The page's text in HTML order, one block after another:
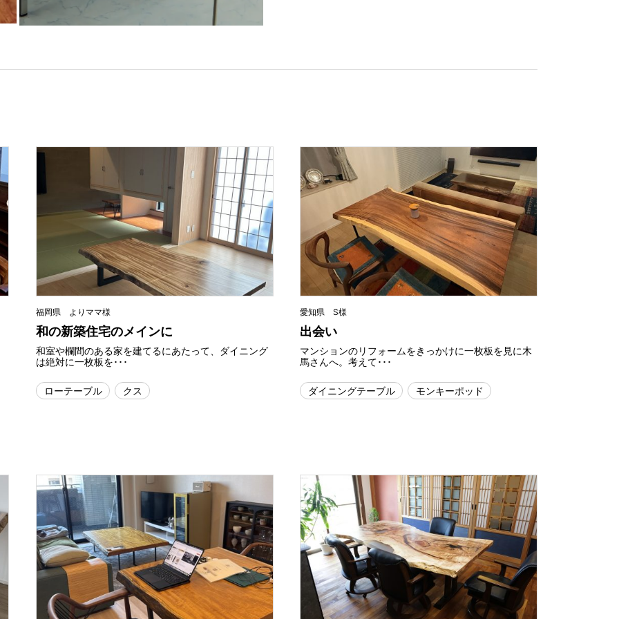
福岡県 よりママ様
和の新築住宅のメインに
和室や欄間のある家を建てるにあたって、ダイニング
は絶対に一枚板を･･･
ローテーブル クス
愛知県 S様
出会い
マンションのリフォームをきっかけに一枚板を見に木
馬さんへ。考えて･･･
ダイニングテーブル モンキーポッド